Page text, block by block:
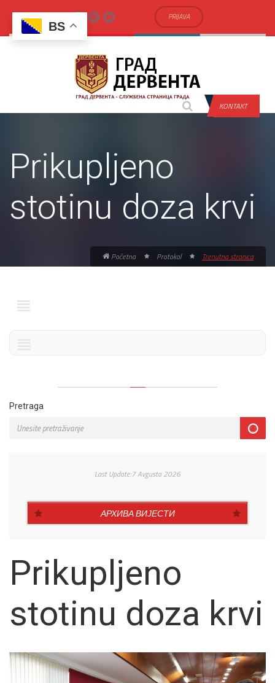
PRIJAVA
KONTAKT
Prikupljeno
stotinu doza krvi
Početna Protokol Trenutna stranica
Pretraga
Last Update:7 Avgusta 2026
АРХИВА ВИЈЕСТИ
Prikupljeno
stotinu doza krvi
BS